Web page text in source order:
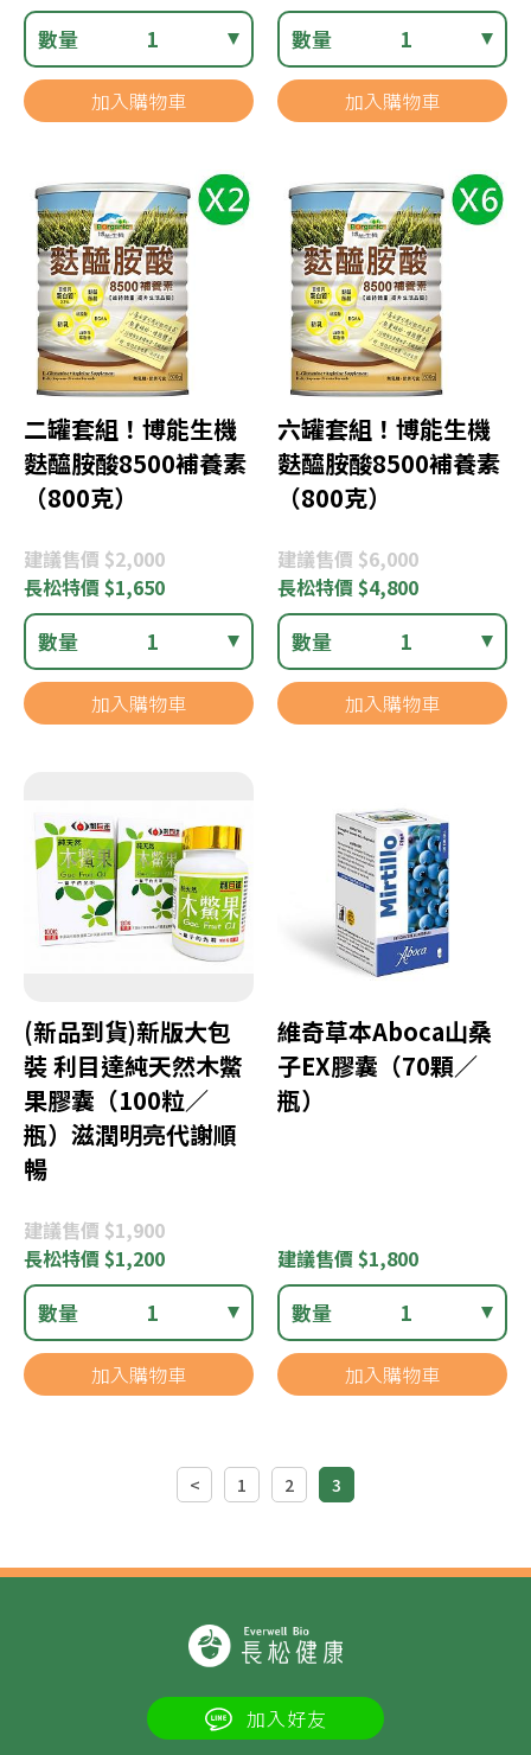
數量 1
加入購物車
數量 1
加入購物車
二罐套組！博能生機
麩醯胺酸8500補養素
（800克）
建議售價 $2,000
長松特價 $1,650
數量 1
加入購物車
六罐套組！博能生機
麩醯胺酸8500補養素
（800克）
建議售價 $6,000
長松特價 $4,800
數量 1
加入購物車
(新品到貨)新版大包
裝 利目達純天然木鱉
果膠囊（100粒／
瓶）滋潤明亮代謝順
暢
建議售價 $1,900
長松特價 $1,200
數量 1
加入購物車
維奇草本Aboca山桑
子EX膠囊（70顆／
瓶）
建議售價 $1,800
數量 1
加入購物車
< 1 2 3
加入好友